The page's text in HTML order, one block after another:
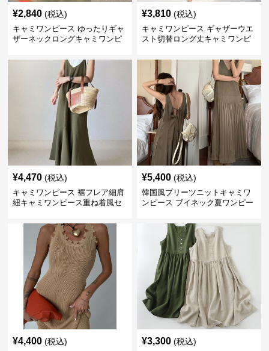
¥2,840 (税込)
キャミワンピース ゆったりギャ
ザーネックロングキャミワンピ
¥3,810 (税込)
キャミワンピース ギャザーウエ
スト切替ロング丈キャミワンピ
¥4,470 (税込)
キャミワンピース 裾フレア細肩
紐キャミワンピース重ね着風セ
¥5,400 (税込)
韓国風プリーツニットキャミワ
ンピース ブイネック夏ワンピー
¥4,400 (税込) ¥3,300 (税込)